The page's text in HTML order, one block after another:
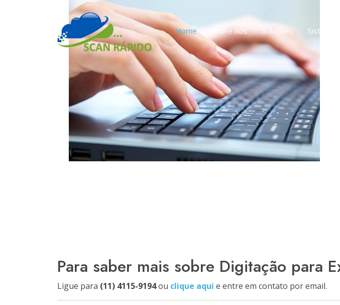
Home Sobre nós Soluções Sistema
Para saber mais sobre Digitação para
Ligue para (11) 4115-9194ou clique aqui e entre em contato por email.